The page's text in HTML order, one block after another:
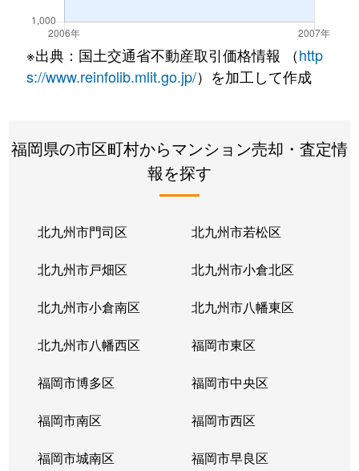
※出典：国土交通省不動産取引価格情報 （http
s://www.reinfolib.mlit.go.jp/）を加工して作成
福岡県の市区町村からマンション売却・査定情
報を探す
北九州市門司区 北九州市若松区
北九州市戸畑区 北九州市小倉北区
北九州市小倉南区 北九州市八幡東区
北九州市八幡西区 福岡市東区
福岡市博多区 福岡市中央区
福岡市南区 福岡市西区
福岡市城南区 福岡市早良区